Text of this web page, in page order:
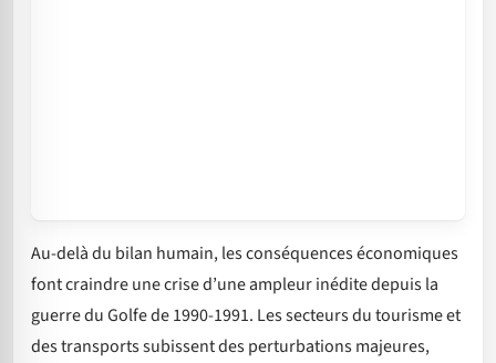
Au-delà du bilan humain, les conséquences économiques
font craindre une crise d’une ampleur inédite depuis la
guerre du Golfe de 1990-1991. Les secteurs du tourisme et
des transports subissent des perturbations majeures,